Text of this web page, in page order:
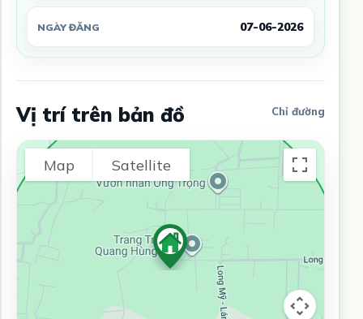
NGÀY ĐĂNG 07-06-2026
Vị trí trên bản đồ Chỉ đường
Map Satellite